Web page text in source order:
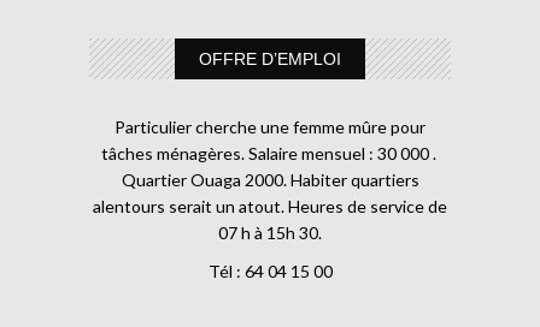
OFFRE D’EMPLOI
Particulier cherche une femme mûre pour
tâches ménagères. Salaire mensuel : 30 000 .
Quartier Ouaga 2000. Habiter quartiers
alentours serait un atout. Heures de service de
07 h à 15h 30.
Tél : 64 04 15 00